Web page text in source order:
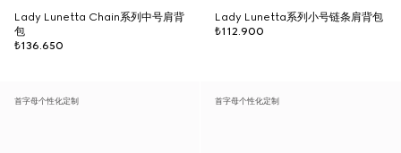
Lady Lunetta Chain系列中号肩背
包
₺136.650
Lady Lunetta系列小号链条肩背包
₺112.900
首字母个性化定制 首字母个性化定制